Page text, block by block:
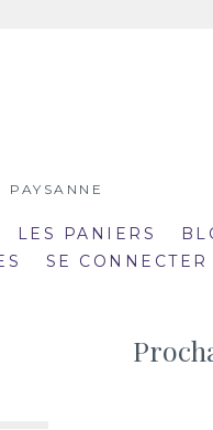
LES PANIERS
SE CONNECTER